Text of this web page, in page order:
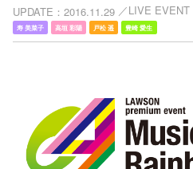
UPDATE 2016.11.29 LIVE EVENT
寿 美菜子 高垣 彩陽 戸松 遥 豊崎 愛生